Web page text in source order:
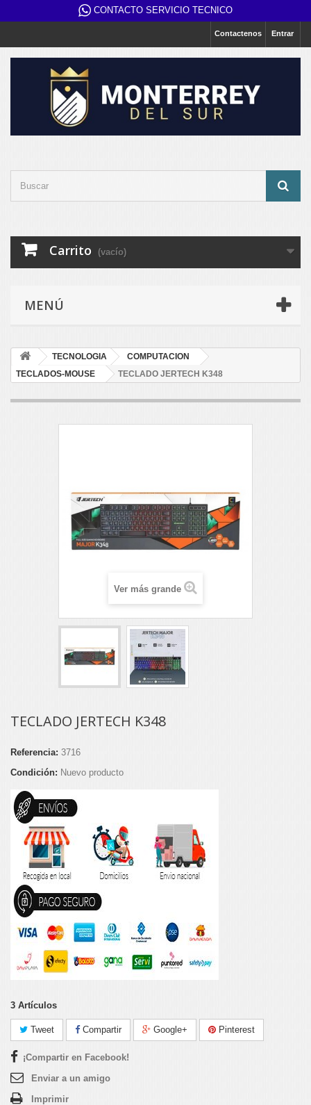
CONTACTO SERVICIO TECNICO
Entrar
Contactenos
Carrito (vacío)
MENÚ
TECNOLOGIA
COMPUTACION
TECLADOS-MOUSE
TECLADO JERTECH K348
Ver más grande
TECLADO JERTECH K348
Referencia: 3716
Condición: Nuevo producto
3 Artículos
Tweet Compartir Google+ Pinterest
¡Compartir en Facebook!
Enviar a un amigo
Imprimir